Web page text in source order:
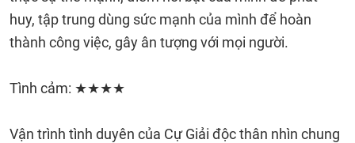
huy, tập trung dùng sức mạnh của mình để hoàn
thành công việc, gây ân tượng với mọi người.
Tình cảm: ★★★★
Vận trình tình duyên của Cự Giải độc thân nhìn chung